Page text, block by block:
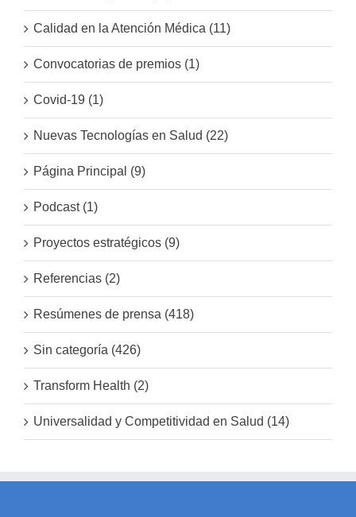
Calidad en la Atención Médica (11)
Convocatorias de premios (1)
Covid-19 (1)
Nuevas Tecnologías en Salud (22)
Página Principal (9)
Podcast (1)
Proyectos estratégicos (9)
Referencias (2)
Resúmenes de prensa (418)
Sin categoría (426)
Transform Health (2)
Universalidad y Competitividad en Salud (14)